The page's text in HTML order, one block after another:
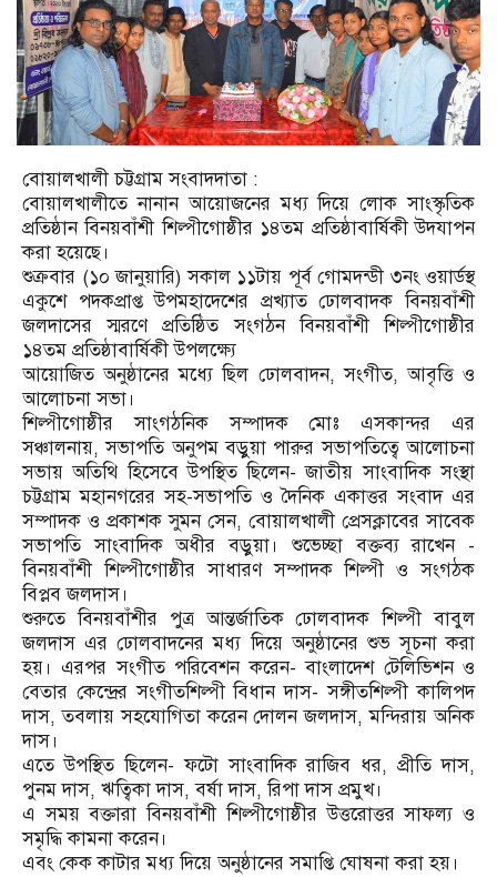
বোয়ালখালী চট্টগ্রাম সংবাদদাতা :
বোয়ালখালীতে নানান আয়োজনের মধ্য দিয়ে লোক সাংস্কৃতিক
প্রতিষ্ঠান বিনয়বাঁশী শিল্পীগোষ্ঠীর ১৪তম প্রতিষ্ঠাবার্ষিকী উদযাপন
করা হয়েছে।
শুক্রবার (১০ জানুয়ারি) সকাল ১১টায় পূর্ব গোমদন্ডী ৩নং ওয়ার্ডস্থ
একুশে পদকপ্রাপ্ত উপমহাদেশের প্রখ্যাত ঢোলবাদক বিনয়বাঁশী
জলদাসের স্মরণে প্রতিষ্ঠিত সংগঠন বিনয়বাঁশী শিল্পীগোষ্ঠীর
১৪তম প্রতিষ্ঠাবার্ষিকী উপলক্ষ্যে
আয়োজিত অনুষ্ঠানের মধ্যে ছিল ঢোলবাদন, সংগীত, আবৃত্তি ও
আলোচনা সভা।
শিল্পীগোষ্ঠীর সাংগঠনিক সম্পাদক মোঃ এসকান্দর এর
সঞ্চালনায়, সভাপতি অনুপম বড়ুয়া পারুর সভাপতিত্বে আলোচনা
সভায় অতিথি হিসেবে উপস্থিত ছিলেন- জাতীয় সাংবাদিক সংস্থা
চট্টগ্রাম মহানগরের সহ-সভাপতি ও দৈনিক একাত্তর সংবাদ এর
সম্পাদক ও প্রকাশক সুমন সেন, বোয়ালখালী প্রেসক্লাবের সাবেক
সভাপতি সাংবাদিক অধীর বড়ুয়া। শুভেচ্ছা বক্তব্য রাখেন -
বিনয়বাঁশী শিল্পীগোষ্ঠীর সাধারণ সম্পাদক শিল্পী ও সংগঠক
বিপ্লব জলদাস।
শুরুতে বিনয়বাঁশীর পুত্র আন্তর্জাতিক ঢোলবাদক শিল্পী বাবুল
জলদাস এর ঢোলবাদনের মধ্য দিয়ে অনুষ্ঠানের শুভ সূচনা করা
হয়। এরপর সংগীত পরিবেশন করেন- বাংলাদেশ টেলিভিশন ও
বেতার কেন্দ্রের সংগীতশিল্পী বিধান দাস- সঙ্গীতশিল্পী কালিপদ
দাস, তবলায় সহযোগিতা করেন দোলন জলদাস, মন্দিরায় অনিক
দাস।
এতে উপস্থিত ছিলেন- ফটো সাংবাদিক রাজিব ধর, প্রীতি দাস,
পুনম দাস, ঋত্বিকা দাস, বর্ষা দাস, রিপা দাস প্রমুখ।
এ সময় বক্তারা বিনয়বাঁশী শিল্পীগোষ্ঠীর উত্তরোত্তর সাফল্য ও
সমৃদ্ধি কামনা করেন।
এবং কেক কাটার মধ্য দিয়ে অনুষ্ঠানের সমাপ্তি ঘোষনা করা হয়।